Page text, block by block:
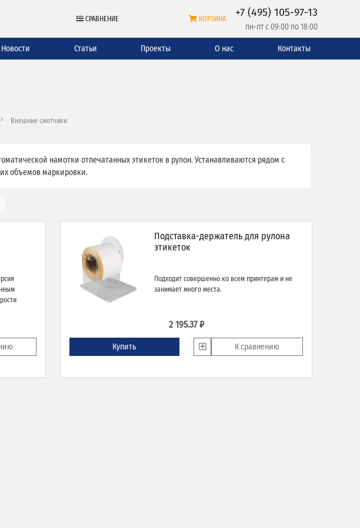
СРАВНЕНИЕ КОРЗИНА +7 (495) 105-97-13
пн-пт с 09:00 по 18:00
Новости Статьи Проекты О нас Контакты
Внешние смотчики
намотки отпечатанных этикеток в рулон. Устанавливаются рядом с
объемов маркировки.
Подставка-держатель для рулона
этикеток
Подходит совершенно ко всем принтерам и не
занимает много места.
2 195.37 ₽
Купить К сравнению